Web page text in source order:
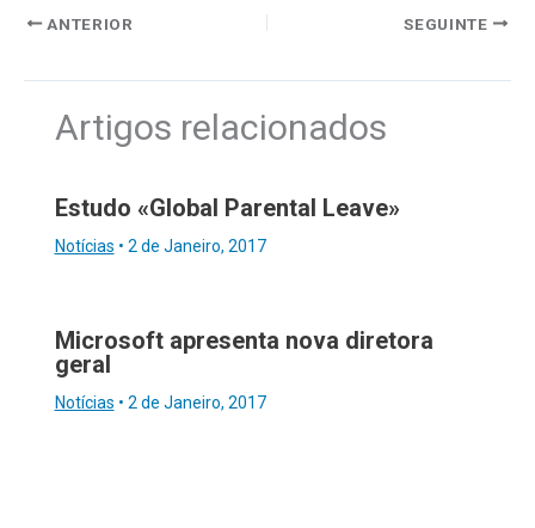
ANTERIOR SEGUINTE
Artigos relacionados
Estudo «Global Parental Leave»
Notícias • 2 de Janeiro, 2017
Microsoft apresenta nova diretora
geral
Notícias • 2 de Janeiro, 2017